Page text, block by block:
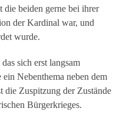
die beiden gerne bei ihrer
der Kardinal war, und
wurde.
sich erst langsam
Nebenthema neben dem
Zuspitzung der Zustände
Bürgerkrieges.